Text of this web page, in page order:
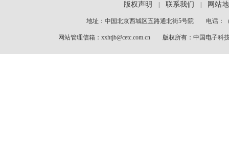
版权声明 联系我们 网站
地址：中国北京西城区五路通北街5号院 电话：
网站管理信箱：xxhtjb@cetc.com.cn 版权所有：中国电子